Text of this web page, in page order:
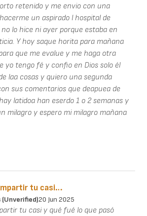
retenido y me envio con una
un aspirado l hospital de
lo hice ni ayer porque estaba en
Y hoy saque horita para mañana
que me evalue y me haga otra
yo tengo fé y confio en Dios solo él
laa cosas y quiero una segunda
sus comentarios que deapuea de
latidoa han eserdo 1 o 2 semanas y
milagro y espero mi milagro mañana
tu casi…
20 Jun 2025
tu casi y qué fué lo que pasó